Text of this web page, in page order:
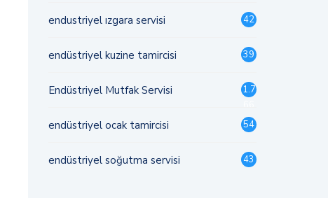
endustriyel ızgara servisi 42
endüstriyel kuzine tamircisi 39
Endüstriyel Mutfak Servisi
1.7
endüstriyel ocak tamircisi 54
endüstriyel soğutma servisi 43